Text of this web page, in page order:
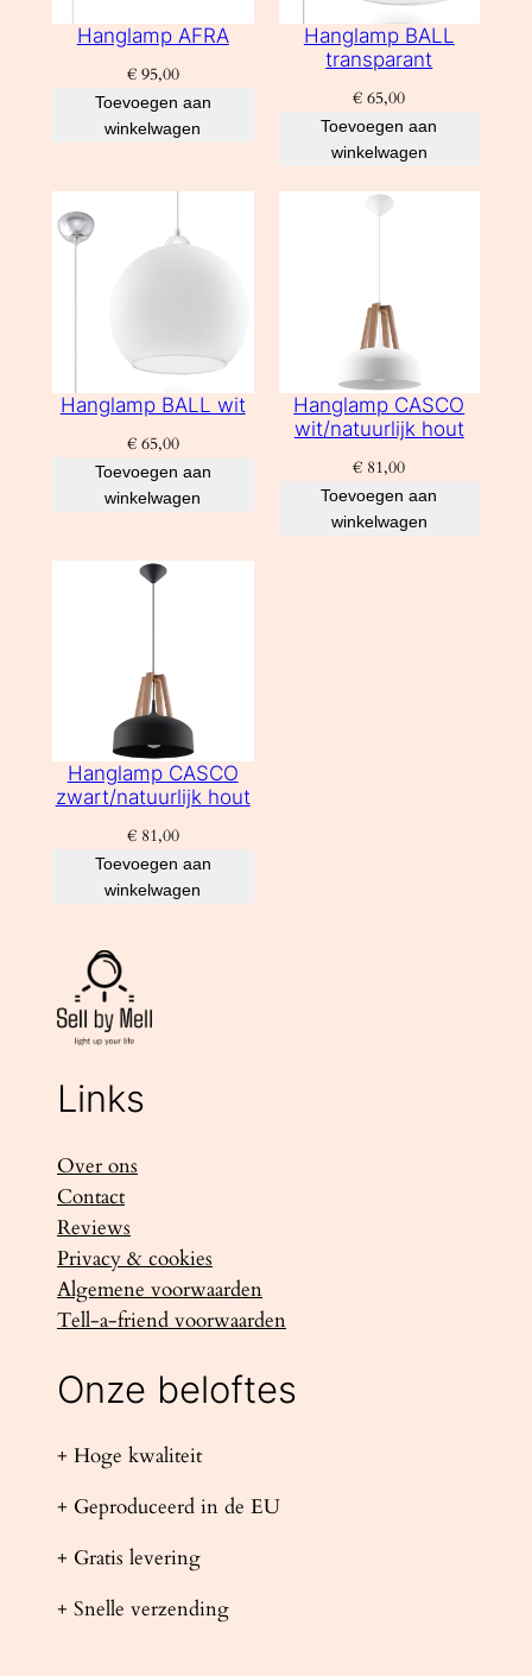
Hanglamp AFRA
€95,00
Toevoegen aan
winkelwagen
Hanglamp BALL
transparant
€ 65,00
Toevoegen aan
winkelwagen
Hanglamp BALL wit
€65,00
Toevoegen aan
winkelwagen
Hanglamp CASCO
wit/natuurlijk hout
€ 81,00
Toevoegen aan
winkelwagen
Hanglamp CASCO
zwart/natuurlijk hout
€81,00
Toevoegen aan
winkelwagen
Links
Over ons
Contact
Reviews
Privacy & cookies
Algemene voorwaarden
Tell-a-friend voorwaarden
Onze beloftes
+ Hoge kwaliteit
+ Geproduceerd in de EU
+ Gratis levering
+ Snelle verzending